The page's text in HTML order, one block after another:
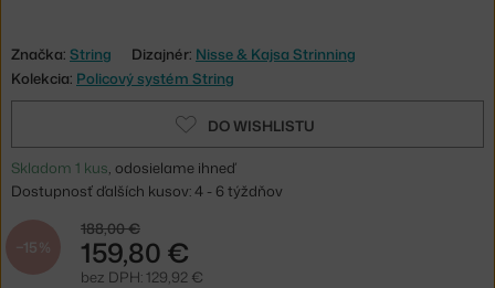
Značka: String Dizajnér: Nisse & Kajsa Strinning
Kolekcia: Policový systém String
DO WISHLISTU
Skladom 1 kus, odosielame ihneď
Dostupnosť ďalších kusov: 4 - 6 týždňov
−15 %
188,00 €
159,80 €
bez DPH: 129,92 €